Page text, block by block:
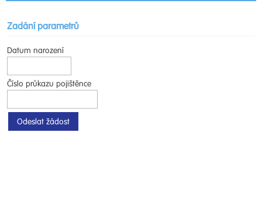
Zadání parametrů
Datum narození
Číslo průkazu pojištěnce